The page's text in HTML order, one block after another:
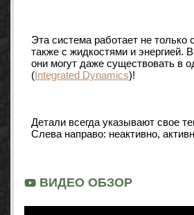
Эта система работает не только
также с жидкостями и энергией.
они могут даже существовать в
(Integrated Dynamics)!
Детали всегда указывают свое
Слева направо: неактивно,
ВИДЕО ОБЗОР